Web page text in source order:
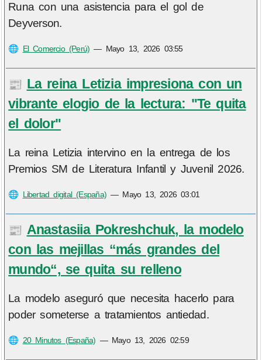
Runa con una asistencia para el gol de
Deyverson.
🌐 El Comercio (Perú) — Mayo 13, 2026 03:55
📰 La reina Letizia impresiona con un
vibrante elogio de la lectura: "Te quita
el dolor"
La reina Letizia intervino en la entrega de los
Premios SM de Literatura Infantil y Juvenil 2026.
🌐 Libertad digital (España) — Mayo 13, 2026 03:01
📰 Anastasiia Pokreshchuk, la modelo
con las mejillas “más grandes del
mundo“, se quita su relleno
La modelo aseguró que necesita hacerlo para
poder someterse a tratamientos antiedad.
🌐 20 Minutos (España) — Mayo 13, 2026 02:59